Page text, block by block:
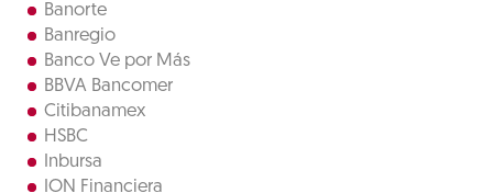
Banorte
Banregio
Banco Ve por Más
BBVA Bancomer
Citibanamex
HSBC
Inbursa
ION Financiera